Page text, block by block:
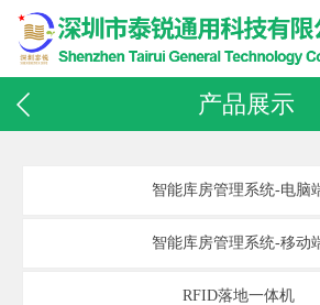
产品展示
智能库房管理系统-电脑
智能库房管理系统-移动
RFID落地一体机